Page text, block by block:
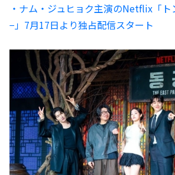
・ナム・ジュヒョク主演のNetflix「
−」7月17日より独占配信スタート